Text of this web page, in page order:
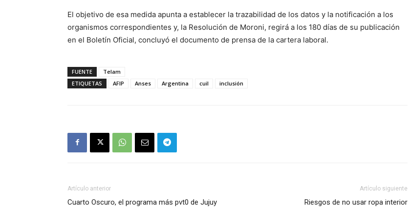
El objetivo de esa medida apunta a establecer la trazabilidad de los datos y la notificación a los
organismos correspondientes y, la Resolución de Moroni, regirá a los 180 días de su publicación
en el Boletín Oficial, concluyó el documento de prensa de la cartera laboral.
FUENTE
Telam
ETIQUETAS
AFIP Anses Argentina cuil inclusión
Artículo anterior
Cuarto Oscuro, el programa más pvt0 de Jujuy
Artículo siguiente
Riesgos de no usar ropa interior